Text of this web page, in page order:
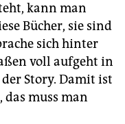
kann man
Bücher, sie sind
sich hinter
voll aufgeht in
Story. Damit ist
muss man